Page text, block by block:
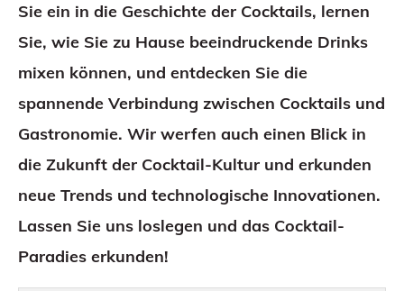
Sie ein in die Geschichte der Cocktails, lernen
Sie, wie Sie zu Hause beeindruckende Drinks
mixen können, und entdecken Sie die
spannende Verbindung zwischen Cocktails und
Gastronomie. Wir werfen auch einen Blick in
die Zukunft der Cocktail-Kultur und erkunden
neue Trends und technologische Innovationen.
Lassen Sie uns loslegen und das Cocktail-
Paradies erkunden!